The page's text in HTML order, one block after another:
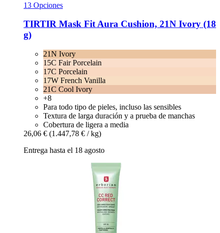
13 Opciones
TIRTIR Mask Fit Aura Cushion, 21N Ivory (18
g)
21N Ivory
15C Fair Porcelain
17C Porcelain
17W French Vanilla
21C Cool Ivory
+8
Para todo tipo de pieles, incluso las sensibles
Textura de larga duración y a prueba de manchas
Cobertura de ligera a media
26,06 € (1.447,78 € / kg)
Entrega hasta el 18 agosto